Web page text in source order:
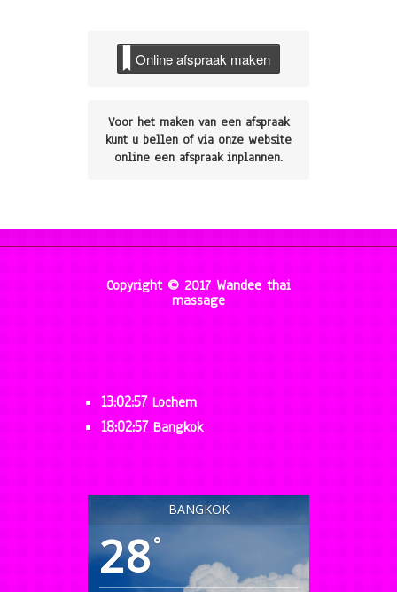
Online afspraak maken
Voor het maken van een afspraak
kunt u bellen of via onze website
online een afspraak inplannen.
Copyright © 2017 Wandee thai
massage
13:02:58 Lochem
18:02:58 Bangkok
BANGKOK
28°